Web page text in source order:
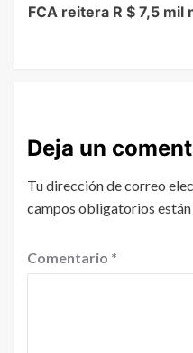
FCA reitera R $ 7,5 mil
Deja un
Tu dirección de correo
campos obligatorios
Comentario *